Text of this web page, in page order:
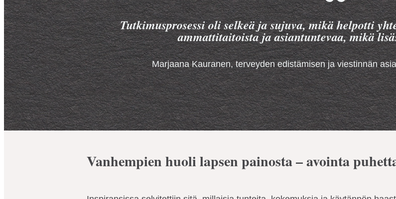
Tutkimusprosessi oli selkeä ja sujuva, mikä helpotti
ammattitaitoista ja asiantuntevaa, mikä
Marjaana Kauranen, terveyden edistämisen ja viestinnän
Vanhempien huoli lapsen painosta – avointa